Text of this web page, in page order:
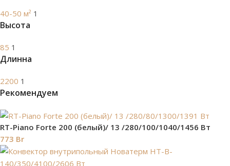
40-50 м² 1
Высота
85 1
Длинна
2200 1
Рекомендуем
RT-Piano Forte 200 (белый)/ 13 /280/100/1040/1456 Вт
773 Br